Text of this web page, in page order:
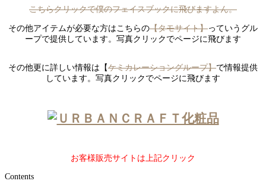
こちらクリックで僕のフェイスブックに飛びますよん。
その他アイテムが必要な方はこちらの【タモサイト】っていうグル
ープで提供しています。写真クリックでページに飛びます
その他更に詳しい情報は【ケミカレーショングループ】で情報提供
しています。写真クリックでページに飛びます
お客様販売サイトは上記クリック
Contents